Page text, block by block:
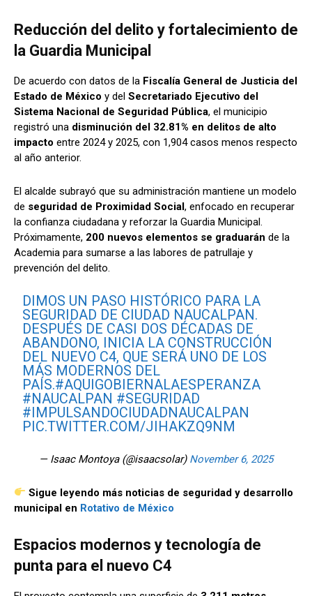
Reducción del delito y fortalecimiento de
la Guardia Municipal
De acuerdo con datos de la Fiscalía General de Justicia del
Estado de México y del Secretariado Ejecutivo del
Sistema Nacional de Seguridad Pública, el municipio
registró una disminución del 32.81% en delitos de alto
impacto entre 2024 y 2025, con 1,904 casos menos respecto
al año anterior.
El alcalde subrayó que su administración mantiene un modelo
de seguridad de Proximidad Social, enfocado en recuperar
la confianza ciudadana y reforzar la Guardia Municipal.
Próximamente, 200 nuevos elementos se graduarán de la
Academia para sumarse a las labores de patrullaje y
prevención del delito.
DIMOS UN PASO HISTÓRICO PARA LA
SEGURIDAD DE CIUDAD NAUCALPAN.
DESPUÉS DE CASI DOS DÉCADAS DE
ABANDONO, INICIA LA CONSTRUCCIÓN
DEL NUEVO C4, QUE SERÁ UNO DE LOS
MÁS MODERNOS DEL
PAÍS.#AQUIGOBIERNALAESPERANZA
#NAUCALPAN #SEGURIDAD
#IMPULSANDOCIUDADNAUCALPAN
PIC.TWITTER.COM/JIHAKZQ9NM
— Isaac Montoya (@isaacsolar) November 6, 2025
Sigue leyendo más noticias de seguridad y desarrollo
municipal en Rotativo de México
Espacios modernos y tecnología de
punta para el nuevo C4